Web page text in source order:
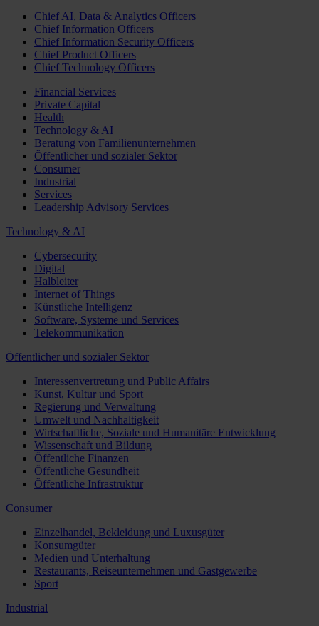
Chief AI, Data & Analytics Officers
Chief Information Officers
Chief Information Security Officers
Chief Product Officers
Chief Technology Officers
Financial Services
Private Capital
Health
Technology & AI
Beratung von Familienunternehmen
Öffentlicher und sozialer Sektor
Consumer
Industrial
Services
Leadership Advisory Services
Technology & AI
Cybersecurity
Digital
Halbleiter
Internet of Things
Künstliche Intelligenz
Software, Systeme und Services
Telekommunikation
Öffentlicher und sozialer Sektor
Interessenvertretung und Public Affairs
Kunst, Kultur und Sport
Regierung und Verwaltung
Umwelt und Nachhaltigkeit
Wirtschaftliche, Soziale und Humanitäre Entwicklung
Wissenschaft und Bildung
Öffentliche Finanzen
Öffentliche Gesundheit
Öffentliche Infrastruktur
Consumer
Einzelhandel, Bekleidung und Luxusgüter
Konsumgüter
Medien und Unterhaltung
Restaurants, Reiseunternehmen und Gastgewerbe
Sport
Industrial